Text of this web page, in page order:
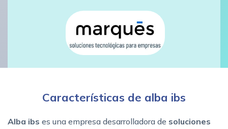
Características de alba ibs
Alba ibs es una empresa desarrolladora de soluciones